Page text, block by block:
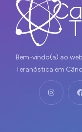
Bem-vindo(a) ao
Teranóstica em